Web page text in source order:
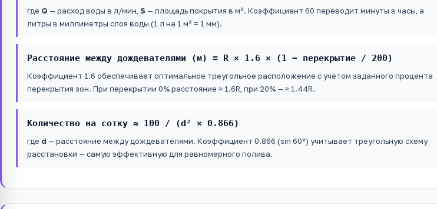
где Q — расход воды в л/мин, S — площадь покрытия в м². Коэффициент 60 переводит минуты в часы, а
литры в миллиметры слоя воды (1 л на 1 м² = 1 мм).
Расстояние между дождевателями (м) = R × 1.6 × (1 − перекрытие / 200)
Коэффициент 1.6 обеспечивает оптимальное треугольное расположение с учётом заданного процента
перекрытия зон. При перекрытии 0% расстояние ≈ 1.6R, при 20% — ≈ 1.44R.
Количество на сотку ≈ 100 / (d² × 0.866)
где d — расстояние между дождевателями. Коэффициент 0.866 (sin 60°) учитывает треугольную схему
расстановки — самую эффективную для равномерного полива.